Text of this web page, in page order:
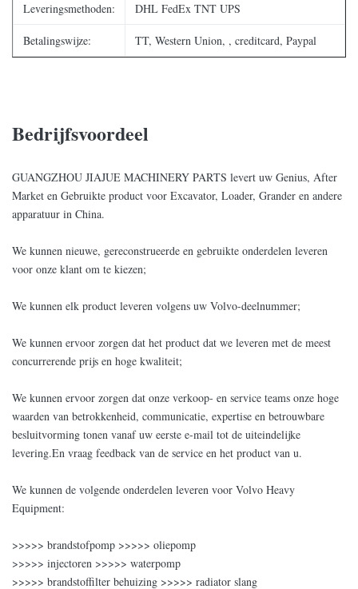
Leveringsmethoden: DHL FedEx TNT UPS
Betalingswijze: TT, Western Union, , creditcard, Paypal
Bedrijfsvoordeel
GUANGZHOU JIAJUE MACHINERY PARTS levert uw Genius, After
Market en Gebruikte product voor Excavator, Loader, Grander en andere
apparatuur in China.
We kunnen nieuwe, gereconstrueerde en gebruikte onderdelen leveren
voor onze klant om te kiezen;
We kunnen elk product leveren volgens uw Volvo-deelnummer;
We kunnen ervoor zorgen dat het product dat we leveren met de meest
concurrerende prijs en hoge kwaliteit;
We kunnen ervoor zorgen dat onze verkoop- en service teams onze hoge
waarden van betrokkenheid, communicatie, expertise en betrouwbare
besluitvorming tonen vanaf uw eerste e-mail tot de uiteindelijke
levering.En vraag feedback van de service en het product van u.
We kunnen de volgende onderdelen leveren voor Volvo Heavy
Equipment:
>>>>> brandstofpomp >>>>> oliepomp
>>>>> injectoren >>>>> waterpomp
>>>>> brandstoffilter behuizing >>>>> radiator slang